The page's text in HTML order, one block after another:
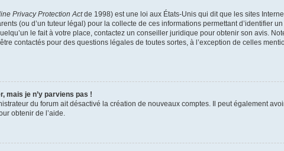
Privacy Protection Actde 1998) est une loi aux États-Unis qui dit que les sites
(ou d’un tuteur légal) pour la collecte de ces informations permettant d’identifier
le fait à votre place, contactez un conseiller juridique pour obtenir son avis.
contactés pour des questions légales de toutes sortes, à l’exception de celles
mais je n’y parviens pas !
du forum ait désactivé la création de nouveaux comptes. Il peut également
obtenir de l’aide.